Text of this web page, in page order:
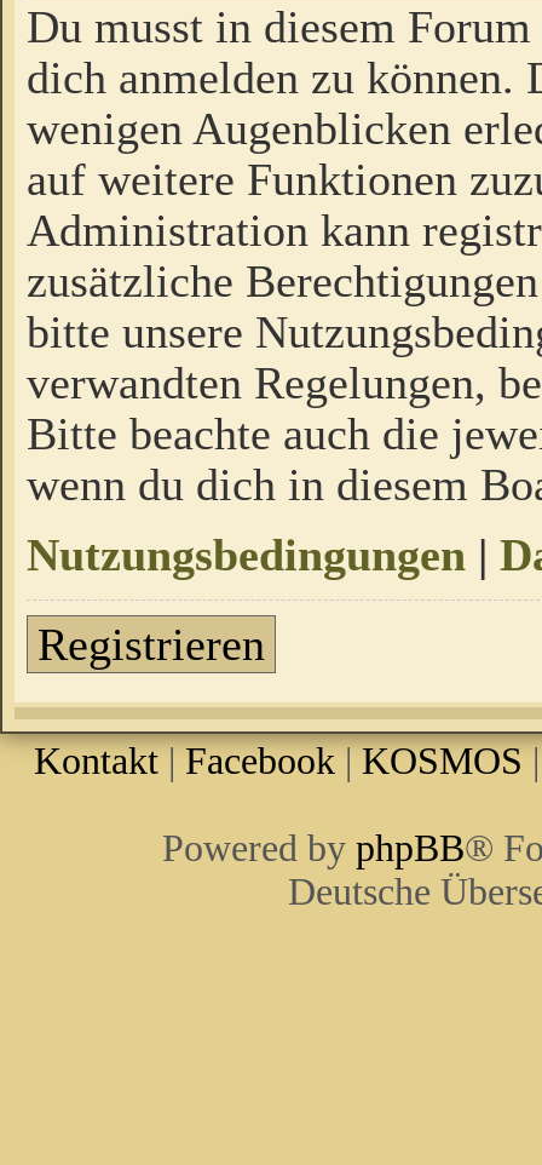
Du musst in diesem
dich anmelden zu
wenigen Augenblicken
auf weitere Funktionen
Administration kann
zusätzliche
bitte unsere
verwandten Regelungen,
Bitte beachte auch die
wenn du dich in diesem
Nutzungsbedingungen |
Registrieren
Kontakt | Facebook | KOSMOS
Powered by phpBB®
Deutsche